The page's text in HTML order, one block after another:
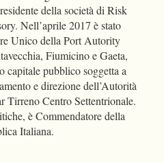
della società di Risk
Nell’aprile 2017 è stato
Unico della Port Autority
Fiumicino e Gaeta,
capitale pubblico soggetta a
e direzione dell’Autorità
Tirreno Centro Settentrionale.
è Commendatore della
Italiana.